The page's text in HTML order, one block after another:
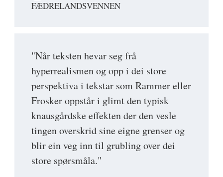
FÆDRELANDSVENNEN
"Når teksten hevar seg frå
hyperrealismen og opp i dei store
perspektiva i tekstar som Rammer eller
Frosker oppstår i glimt den typisk
knausgårdske effekten der den vesle
tingen overskrid sine eigne grenser og
blir ein veg inn til grubling over dei
store spørsmåla."